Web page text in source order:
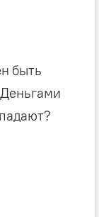
быть